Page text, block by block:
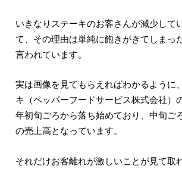
いきなりステーキのお客さんが減少して
て、その理由は単純に飽きがきてしまっ
言われています。
実は画像を見てもらえればわかるように
キ（ペッパーフードサービス株式会社）
年初旬ごろから落ち始めており、中旬ご
の売上高となっています。
それだけお客離れが激しいことが見て取